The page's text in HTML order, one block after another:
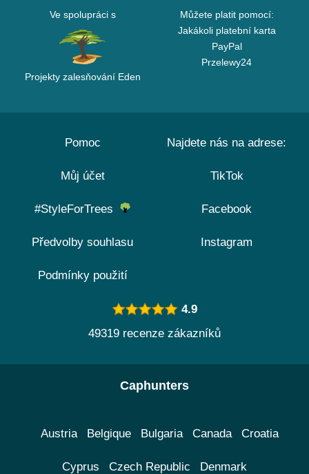
Ve spolupráci s
Projekty zalesňování Eden
Můžete platit pomocí:
Jakákoli platební karta
PayPal
Przelewy24
Pomoc
Můj účet
#StyleForTrees
Předvolby souhlasu
Podmínky použití
Najdete nás na adrese:
TikTok
Facebook
Instagram
4.9
49319 recenze zákazníků
Caphunters
Austria Belgique Bulgaria Canada Croatia
Cyprus Czech Republic Denmark